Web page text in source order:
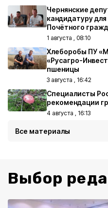
Чернянские
кандидатуру
Почётного
1 августа , 08:10
Хлеборобы ПУ
«Русагро-
пшеницы
3 августа , 16:42
Специалисты
рекомендации
4 августа , 16:13
Все материалы
Выбор